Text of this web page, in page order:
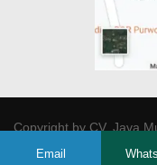
Copyright byCV. Java
Email